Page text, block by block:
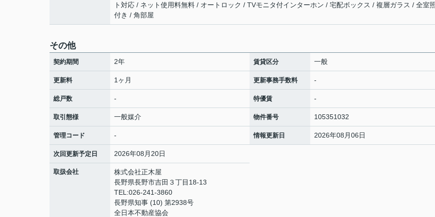
ト対応 / ネット使用料無料 / オートロック / TVモニタ付インターホン / 宅配ボックス / 複層ガラス / 全室
付き / 角部屋
その他
契約期間 2年 賃貸区分 一般
更新料 1ヶ月 更新事務手数料 -
総戸数 - 特優賃 -
取引態様 一般媒介 物件番号 105351032
管理コード - 情報更新日 2026年08月06日
次回更新予定日 2026年08月20日
取扱会社
株式会社正木屋
長野県長野市吉田３丁目18-13
TEL:026-241-3860
長野県知事 (10) 第2938号
全日本不動産協会